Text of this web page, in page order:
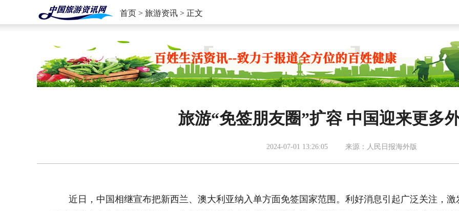
首页 > 旅游资讯 > 正文
旅游“免签朋友圈”扩容 中国迎来更多
2024-07-01 13:26:05 来源：人民日报海外版
近日，中国相继宣布把新西兰、澳大利亚纳入单方面免签国家范围。利好消息引起广泛关注，激